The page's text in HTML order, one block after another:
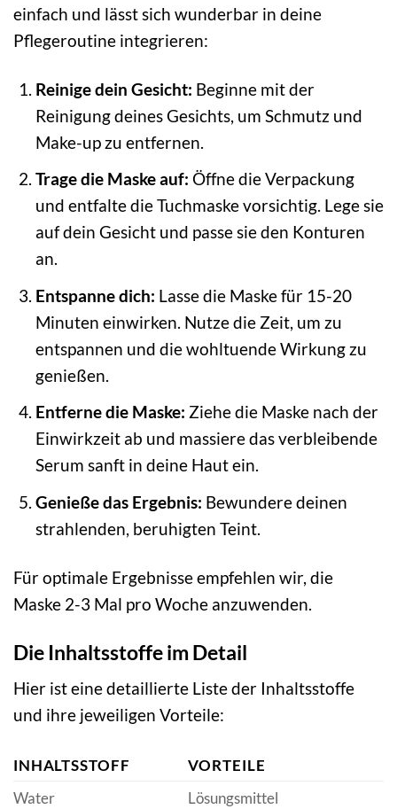
einfach und lässt sich wunderbar in deine
Pflegeroutine integrieren:
Reinige dein Gesicht: Beginne mit der
Reinigung deines Gesichts, um Schmutz und
Make-up zu entfernen.
Trage die Maske auf: Öffne die Verpackung
und entfalte die Tuchmaske vorsichtig. Lege sie
auf dein Gesicht und passe sie den Konturen
an.
Entspanne dich: Lasse die Maske für 15-20
Minuten einwirken. Nutze die Zeit, um zu
entspannen und die wohltuende Wirkung zu
genießen.
Entferne die Maske: Ziehe die Maske nach der
Einwirkzeit ab und massiere das verbleibende
Serum sanft in deine Haut ein.
Genieße das Ergebnis: Bewundere deinen
strahlenden, beruhigten Teint.
Für optimale Ergebnisse empfehlen wir, die
Maske 2-3 Mal pro Woche anzuwenden.
Die Inhaltsstoffe im Detail
Hier ist eine detaillierte Liste der Inhaltsstoffe
und ihre jeweiligen Vorteile:
INHALTSSTOFF
VORTEILE
Water
Lösungsmittel